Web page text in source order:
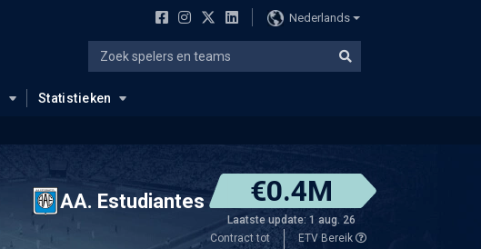
Nederlands
Statistieken
AA. Estudiantes €0.4M
Laatste update: 1 aug. 26
Contract tot
ETV Bereik